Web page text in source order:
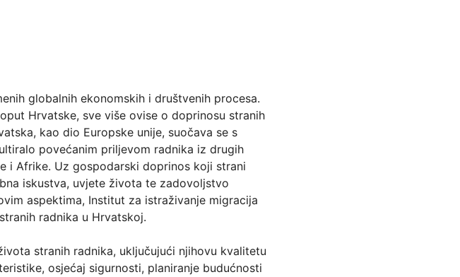
globalnih ekonomskih i društvenih procesa.
Hrvatske, sve više ovise o doprinosu stranih
kao dio Europske unije, suočava se s
povećanim priljevom radnika iz drugih
i Afrike. Uz gospodarski doprinos koji strani
iskustva, uvjete života te zadovoljstvo
aspektima, Institut za istraživanje migracija
radnika u Hrvatskoj.
stranih radnika, uključujući njihovu kvalitetu
osjećaj sigurnosti, planiranje budućnosti